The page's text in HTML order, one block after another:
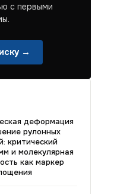
с первыми
→
деформация
рулонных
критический
и молекулярная
как маркер